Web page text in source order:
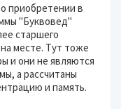
приобретении в
"Буквовед"
старшего
месте. Тут тоже
и они не являются
а рассчитаны
и память.